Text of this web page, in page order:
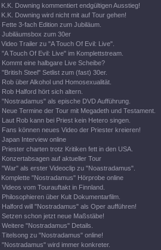
K.K. Downing kommentiert endgültigen Ausstieg!
K.K. Downing wird nicht mit auf Tour gehen!
Fette 3-fach Edition zum Jubiläum.
Jubiläumsbox zum 30er
Video Trailer zu "A Touch Of Evil: Live".
"A Touch Of Evil: Live" im Komplettstream.
Kommt eine halbgare Live Scheibe?
"British Steel" Setlist zum (fast) 30er.
Rob über Alkohol und Homosexualität.
Rob Halford hört sich altern.
"Nostradamus" als epische DVD Aufführung.
Neue Termine der Tour mit Megadeth und Testament.
Laut Rob kann bei Priest kein Hetero singen.
Fans können neues Video der Priester kreieren!
Japan Interview online
Priester charten trotz Kritiken fett in den USA.
Konzertabsagen auf aktueller Tour
"War" als erster Videoclip zu "Noastradamus".
Komplette "Nostradamus" Hörprobe online
Videos vom Tourauftakt in Finnland.
Philosophieren über Kult Dokumentarfilm.
Halford will "Nostradamus" als Oper aufführen!
Setzen schon jetzt neue Maßstäbe!
Weitere "Nostradamus" Details.
Titelsong zu "Nostradamus" online!
"Nostradamus" wird immer konkreter.